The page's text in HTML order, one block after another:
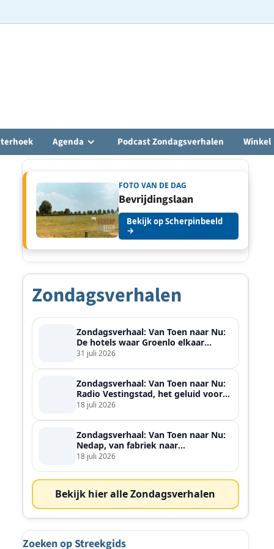
Agenda Podcast Zondagsverhalen Winkel
FOTO VAN DE DAG
Bevrijdingslaan
Bekijk op Scherpinbeeld
→
Zondagsverhalen
Zondagsverhaal: Van Toen naar Nu:
De hotels waar Groenlo elkaar
ontmoette
31 juli 2026
Zondagsverhaal: Van Toen naar Nu:
Radio Vestingstad, het geluid voor
heel de streek
18 juli 2026
Zondagsverhaal: Van Toen naar Nu:
Nedap, van fabriek naar
wereldspeler
18 juli 2026
Bekijk hier alle Zondagsverhalen
Zoeken op Streekgids